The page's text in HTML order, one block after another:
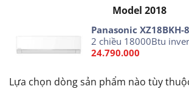
Model 2018
Panasonic XZ18BKH-8
2 chiều 18000Btu
24.790.000
Lựa chọn dòng sản phẩm nào tùy